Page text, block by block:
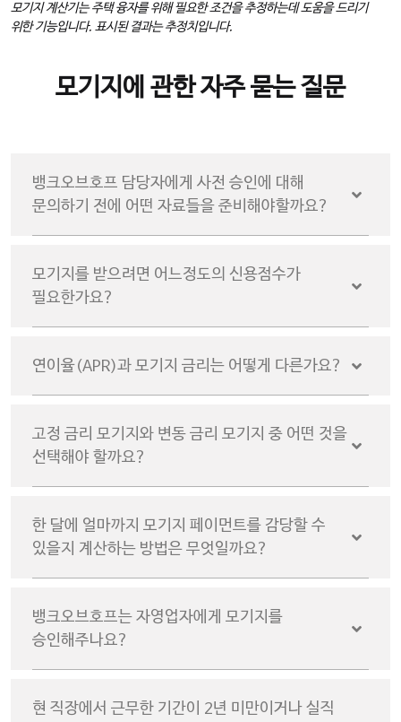
모기지 계산기는 주택 융자를 위해 필요한 조건을 추정하는데 도움을 드리기
위한 기능입니다. 표시된 결과는 추정치입니다.
모기지에 관한 자주 묻는 질문
뱅크오브호프 담당자에게 사전 승인에 대해
문의하기 전에 어떤 자료들을 준비해야할까요?
모기지를 받으려면 어느정도의 신용점수가
필요한가요?
연이율(APR)과 모기지 금리는 어떻게 다른가요?
고정 금리 모기지와 변동 금리 모기지 중 어떤 것을
선택해야 할까요?
한 달에 얼마까지 모기지 페이먼트를 감당할 수
있을지 계산하는 방법은 무엇일까요?
뱅크오브호프는 자영업자에게 모기지를
승인해주나요?
현 직장에서 근무한 기간이 2년 미만이거나 실직